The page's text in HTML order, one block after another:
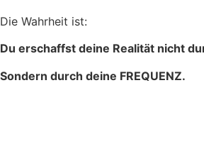
Die Wahrheit ist:
Du erschaffst deine Realität nicht
Sondern durch deine FREQUENZ.